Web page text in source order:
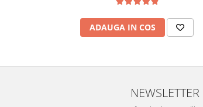
ADAUGA IN COS
NEWSLETTER